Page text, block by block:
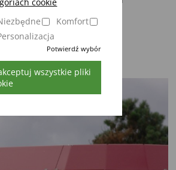
Komfort
Potwierdź wybór
wszystkie pliki